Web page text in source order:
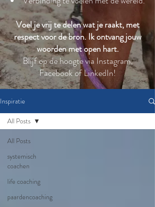
Voel je vrij te delen wat je raakt, met
respect voor de bron. Ik ontvang jouw
woorden met open hart.
Blijf op de hoogte via Instagram,
Facebook of LinkedIn!
Inspiratie
All Posts
systemisch
coachen
life coaching
paardencoaching
All Posts